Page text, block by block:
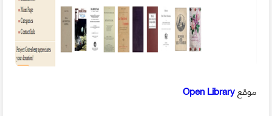
موقعOpen Library